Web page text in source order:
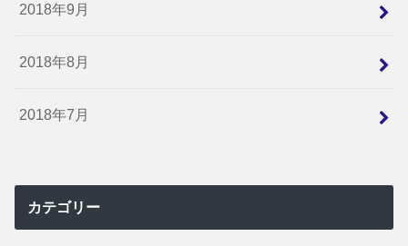
2018年9月
2018年8月
2018年7月
カテゴリー